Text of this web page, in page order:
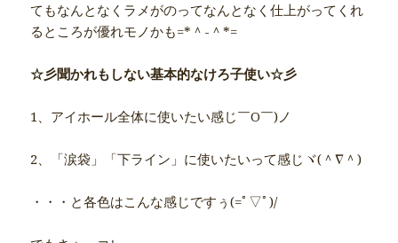
てもなんとなくラメがのってなんとなく仕上がってくれ
るところが優れモノかも=*＾-＾*=
☆彡聞かれもしない基本的なけろ子使い☆彡
1、アイホール全体に使いたい感じ￣O￣)ノ
2、「涙袋」「下ライン」に使いたいって感じヾ(＾∇＾)
・・・と各色はこんな感じですぅ(=ﾟ▽ﾟ)/